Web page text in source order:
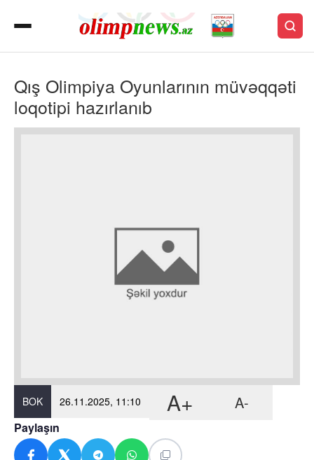
Qış Olimpiya Oyunlarının müvəqqəti
loqotipi hazırlanıb
BOK 26.11.2025, 11:10 A+ A-
Paylaşın